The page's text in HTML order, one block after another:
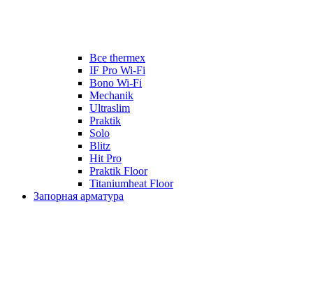
Все thermex
IF Pro Wi-Fi
Bono Wi-Fi
Mechanik
Ultraslim
Praktik
Solo
Blitz
Hit Pro
Praktik Floor
Titaniumheat Floor
Запорная арматура